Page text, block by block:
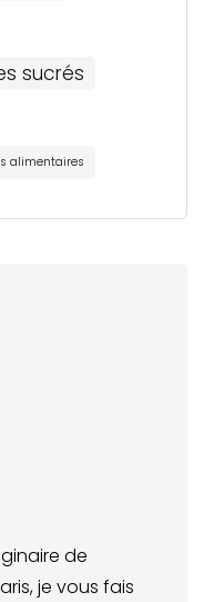
sucrés
alimentaires
de
je vous fais